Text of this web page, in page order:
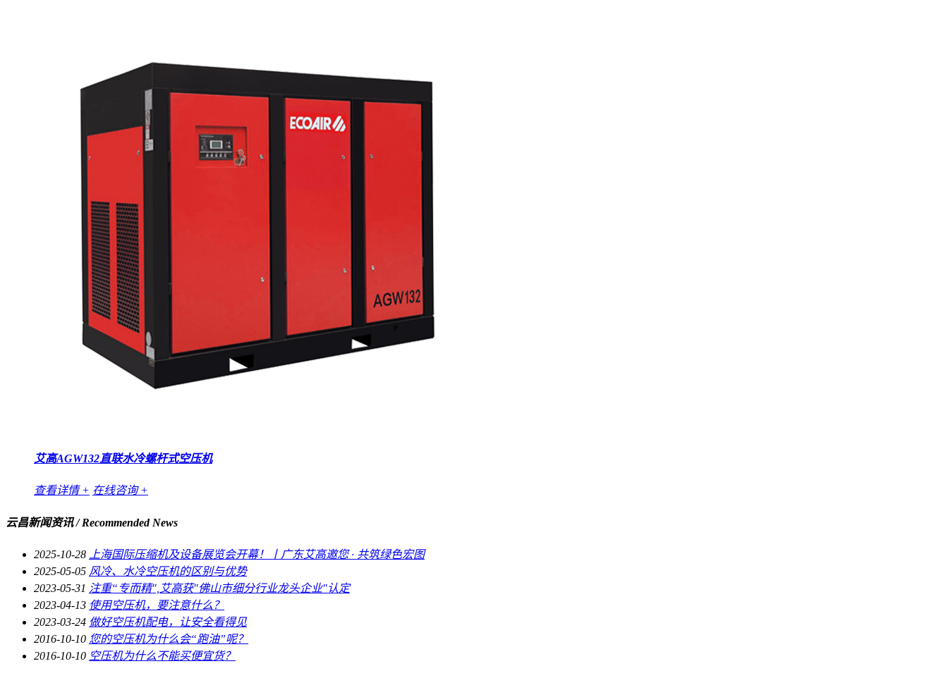
艾高AGW132直联水冷螺杆式空压机
查看详情 + 在线咨询 +
云昌新闻资讯/ Recommended News
2025-10-28
上海国际压缩机及设备展览会开幕！丨广东艾高邀您 · 共筑绿色宏图
2025-05-05 风冷、水冷空压机的区别与优势
2023-05-31 注重“专而精",艾高获"佛山市细分行业龙头企业"认定
2023-04-13 使用空压机，要注意什么？
2023-03-24 做好空压机配电，让安全看得见
2016-10-10 您的空压机为什么会“跑油”呢？
2016-10-10 空压机为什么不能买便宜货？